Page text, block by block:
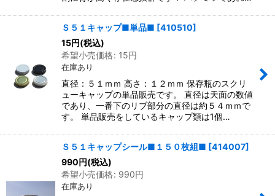
Ｓ５１キャップ■単品■ [410510]
15円(税込)
希望小売価格: 15円
在庫あり
直径：５１ｍｍ 高さ：１２ｍｍ 保存瓶のスクリ
ューキャップの単品販売です。 直径は天面の数値
であり、一番下のリブ部分の直径は約５４ｍｍで
す。 単品販売をしているキャップ類は1個…
Ｓ５１キャップシール■１５０枚組■ [414007]
990円(税込)
希望小売価格: 990円
在庫あり